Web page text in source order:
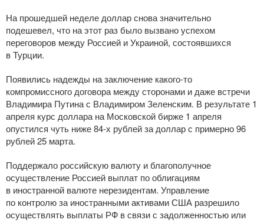
На прошедшей неделе доллар снова значительно
подешевел, что на этот раз было вызвано успехом
переговоров между Россией и Украиной, состоявшихся
в Турции.
Появились надежды на заключение какого-то
компромиссного договора между сторонами и даже встречи
Владимира Путина с Владимиром Зеленским. В результате 1
апреля курс доллара на Московской бирже 1 апреля
опустился чуть ниже84-х рублей за доллар с примерно 96
рублей 25 марта.
Поддержало российскую валюту и благополучное
осуществление Россией выплат по облигациям
в иностранной валюте нерезидентам. Управление
по контролю за иностранными активами США разрешило
осуществлять выплаты РФ в связи с задолженностью или